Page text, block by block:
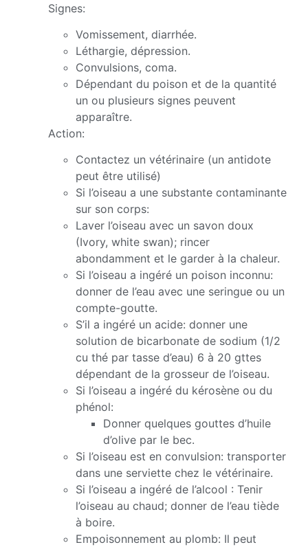
Signes:
Vomissement, diarrhée.
Léthargie, dépression.
Convulsions, coma.
Dépendant du poison et de la quantité
un ou plusieurs signes peuvent
apparaître.
Action:
Contactez un vétérinaire (un antidote
peut être utilisé)
Si l’oiseau a une substante contaminante
sur son corps:
Laver l’oiseau avec un savon doux
(Ivory, white swan); rincer
abondamment et le garder à la chaleur.
Si l’oiseau a ingéré un poison inconnu:
donner de l’eau avec une seringue ou un
compte-goutte.
S’il a ingéré un acide: donner une
solution de bicarbonate de sodium (1/2
cu thé par tasse d’eau) 6 à 20 gttes
dépendant de la grosseur de l’oiseau.
Si l’oiseau a ingéré du kérosène ou du
phénol:
Donner quelques gouttes d’huile
d’olive par le bec.
Si l’oiseau est en convulsion: transporter
dans une serviette chez le vétérinaire.
Si l’oiseau a ingéré de l’alcool : Tenir
l’oiseau au chaud; donner de l’eau tiède
à boire.
Empoisonnement au plomb: Il peut